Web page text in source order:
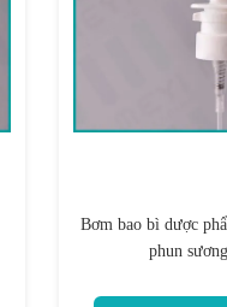
Bơm bao bì dược
phun